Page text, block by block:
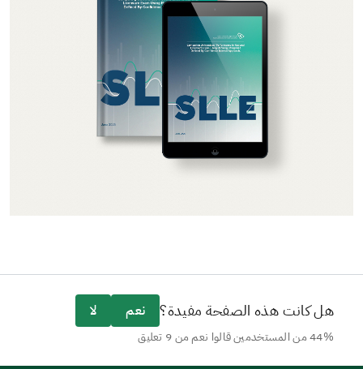
هل كانت هذه الصفحة مفيدة؟ نعم لا
44% من المستخدمين قالوا نعم من 9 تعليق